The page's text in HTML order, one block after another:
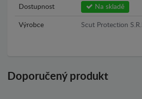
Dostupnost Na skladě
Výrobce Scut Protection S.R.L
Doporučený produkt